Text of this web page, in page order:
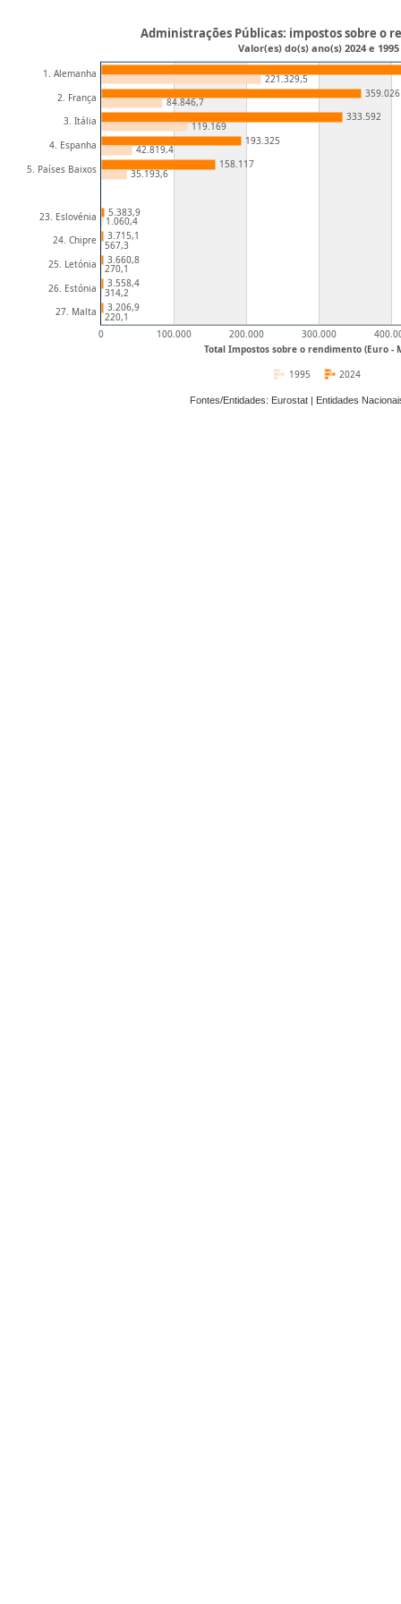
Total Impostos sobre o rendimento (Euro -
0 100.000 200.000 300.000
1. Alemanha
2. França
3. Itália
4. Espanha
5. Países Baixos
23. Eslovénia
24. Chipre
25. Letónia
26. Estónia
27. Malta
359.026
333.592
193.325
158.117
5.383,9
3.715,1
3.660,8
3.558,4
3.206,9
221.329,5
84.846,7
119.169
42.819,4
35.193,6
1.060,4
567,3
270,1
314,2
220,1
Administrações Públicas: impostos sobre o
Valor(es) do(s) ano(s) 2024 e 1995
2024
1995
Fontes/Entidades: Eurostat | Entidades